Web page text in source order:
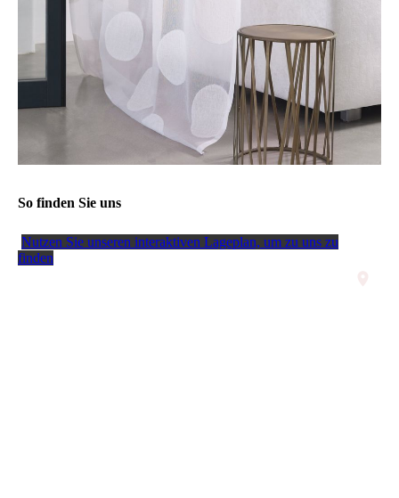
So finden Sie uns
Nutzen Sie unseren interaktiven La­ge­plan, um zu uns zu
finden